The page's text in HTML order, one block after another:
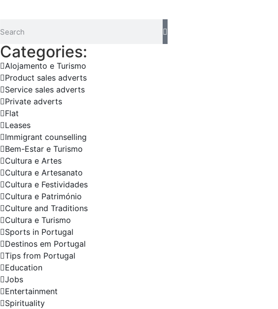
Categories:
Alojamento e Turismo
Product sales adverts
Service sales adverts
Private adverts
Flat
Leases
Immigrant counselling
Bem-Estar e Turismo
Cultura e Artes
Cultura e Artesanato
Cultura e Festividades
Cultura e Património
Culture and Traditions
Cultura e Turismo
Sports in Portugal
Destinos em Portugal
Tips from Portugal
Education
Jobs
Entertainment
Spirituality